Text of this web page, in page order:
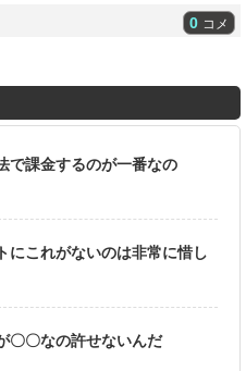
0 コメ
で課金するのが一番なの
にこれがないのは非常に惜し
〇〇なの許せないんだ